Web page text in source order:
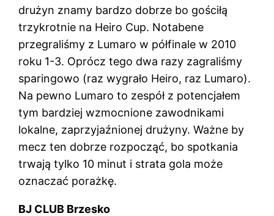
drużyn znamy bardzo dobrze bo gościłą
trzykrotnie na Heiro Cup. Notabene
przegraliśmy z Lumaro w półfinale w 2010
roku 1-3. Oprócz tego dwa razy zagraliśmy
sparingowo (raz wygrało Heiro, raz Lumaro).
Na pewno Lumaro to zespół z potencjałem
tym bardziej wzmocnione zawodnikami
lokalne, zaprzyjaźnionej drużyny. Ważne by
mecz ten dobrze rozpocząć, bo spotkania
trwają tylko 10 minut i strata gola może
oznaczać porażkę.
BJ CLUB Brzesko